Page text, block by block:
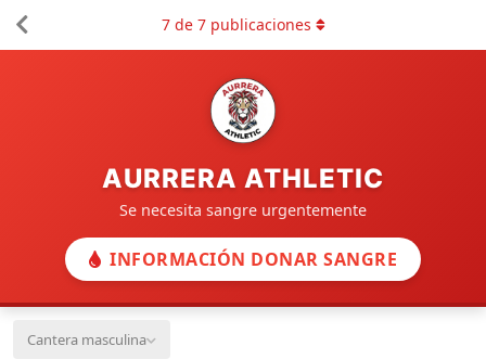
AURRERA ATHLETIC
Se necesita sangre urgentemente
INFORMACIÓN DONAR SANGRE
Cantera masculina
7de 7publicaciones